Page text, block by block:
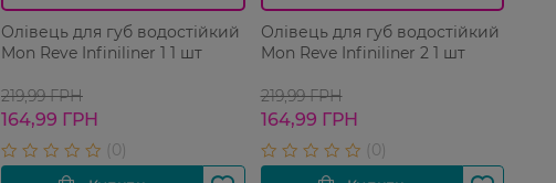
Олівець для губ водостійкий
Mon Reve Infiniliner 1 1 шт
219,99 ГРН
164,99 ГРН
Олівець для губ водостійкий
Mon Reve Infiniliner 2 1 шт
219,99 ГРН
164,99 ГРН